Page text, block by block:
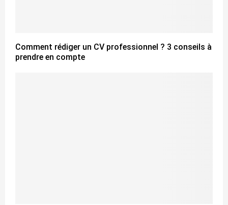
Comment rédiger un CV professionnel ? 3 conseils à
prendre en compte